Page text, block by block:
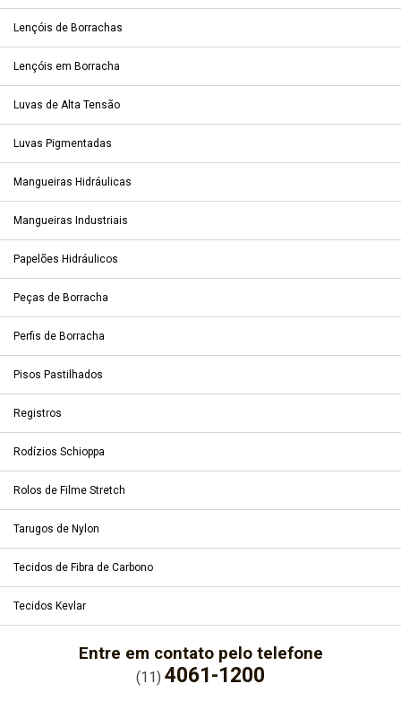
Lençóis de Borrachas
Lençóis em Borracha
Luvas de Alta Tensão
Luvas Pigmentadas
Mangueiras Hidráulicas
Mangueiras Industriais
Papelões Hidráulicos
Peças de Borracha
Perfis de Borracha
Pisos Pastilhados
Registros
Rodízios Schioppa
Rolos de Filme Stretch
Tarugos de Nylon
Tecidos de Fibra de Carbono
Tecidos Kevlar
Entre em contato pelo telefone
(11) 4061-1200